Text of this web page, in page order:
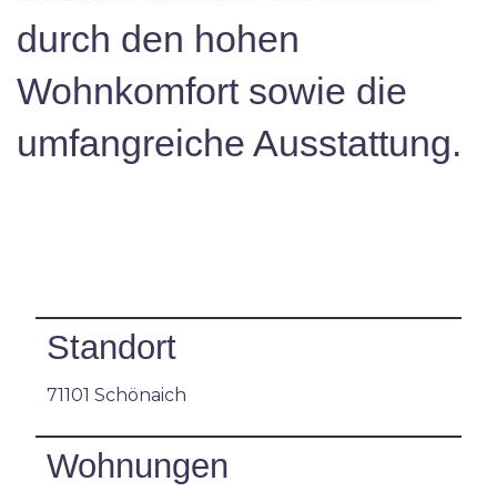
durch den hohen
Wohnkomfort sowie die
umfangreiche Ausstattung.
Standort
71101 Schönaich
Wohnungen